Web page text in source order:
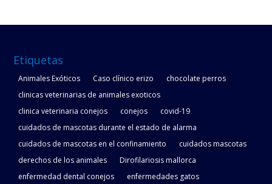
Etiquetas
Animales Exóticos Caso clínico erizo
chocolate perros
clinicas veterinarias de animales exoticos
clinica veterinaria conejos
conejos
covid-19
cuidados de mascotas durante el estado de alarma
cuidados de mascotas en el confinamiento
cuidados mascotas
derechos de los animales
Dirofilariosis mallorca
enfermedad dental conejos
enfermedades gatos